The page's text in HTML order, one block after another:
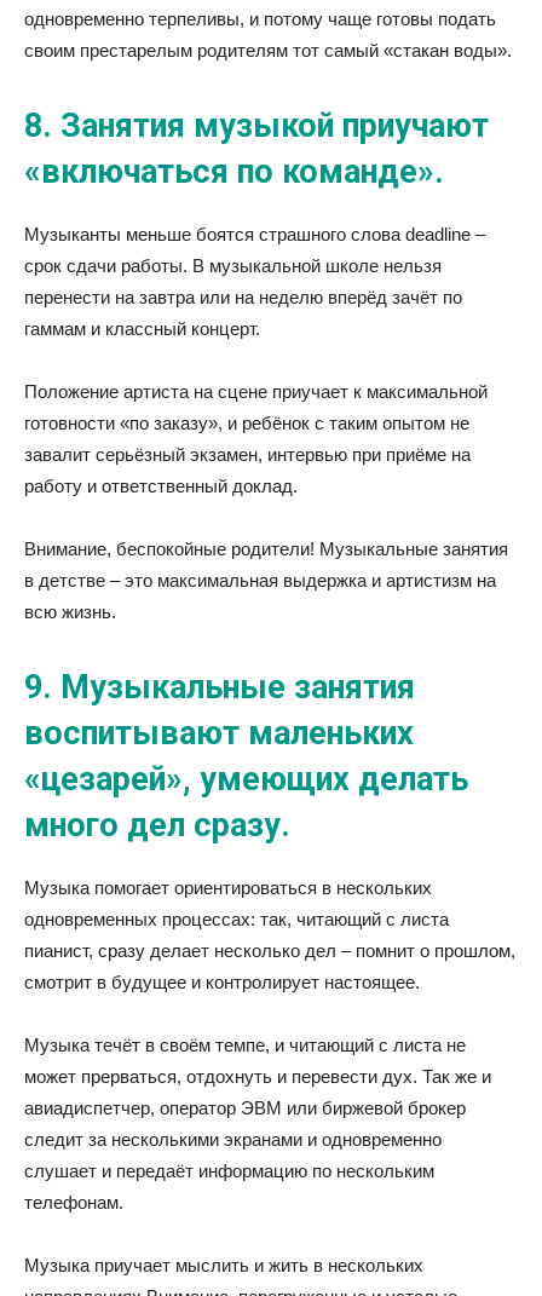
одновременно терпеливы, и потому чаще готовы подать
своим престарелым родителям тот самый «стакан воды».
8. Занятия музыкой приучают
«включаться по команде».
Музыканты меньше боятся страшного слова deadline –
срок сдачи работы. В музыкальной школе нельзя
перенести на завтра или на неделю вперёд зачёт по
гаммам и классный концерт.
Положение артиста на сцене приучает к максимальной
готовности «по заказу», и ребёнок с таким опытом не
завалит серьёзный экзамен, интервью при приёме на
работу и ответственный доклад.
Внимание, беспокойные родители! Музыкальные занятия
в детстве – это максимальная выдержка и артистизм на
всю жизнь.
9. Музыкальные занятия
воспитывают маленьких
«цезарей», умеющих делать
много дел сразу.
Музыка помогает ориентироваться в нескольких
одновременных процессах: так, читающий с листа
пианист, сразу делает несколько дел – помнит о прошлом,
смотрит в будущее и контролирует настоящее.
Музыка течёт в своём темпе, и читающий с листа не
может прерваться, отдохнуть и перевести дух. Так же и
авиадиспетчер, оператор ЭВМ или биржевой брокер
следит за несколькими экранами и одновременно
слушает и передаёт информацию по нескольким
телефонам.
Музыка приучает мыслить и жить в нескольких